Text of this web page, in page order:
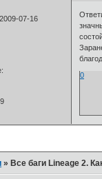
07-16
0
» Все баги Lineage 2.